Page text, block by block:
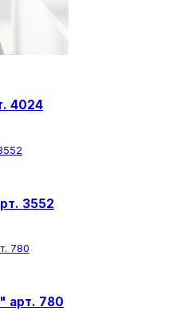
4024
3552
арт. 780